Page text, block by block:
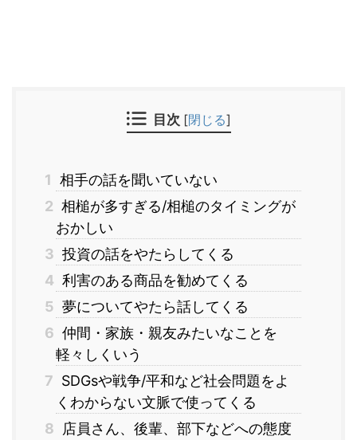
目次 [閉じる]
1 相手の話を聞いていない
2 相槌が多すぎる/相槌のタイミングが
おかしい
3 投資の話をやたらしてくる
4 利害のある商品を勧めてくる
5 夢についてやたら話してくる
6 仲間・家族・親友みたいなことを
軽々しくいう
7 SDGsや戦争/平和など社会問題をよ
くわからない文脈で使ってくる
8
店員さん、後輩、部下などへの態度